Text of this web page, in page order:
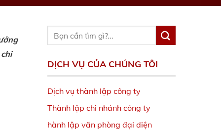
DỊCH VỤ CỦA CHÚNG TÔI
Dịch vụ thành lập công ty
Thành lập chi nhánh công ty
hành lập văn phòng đại diện